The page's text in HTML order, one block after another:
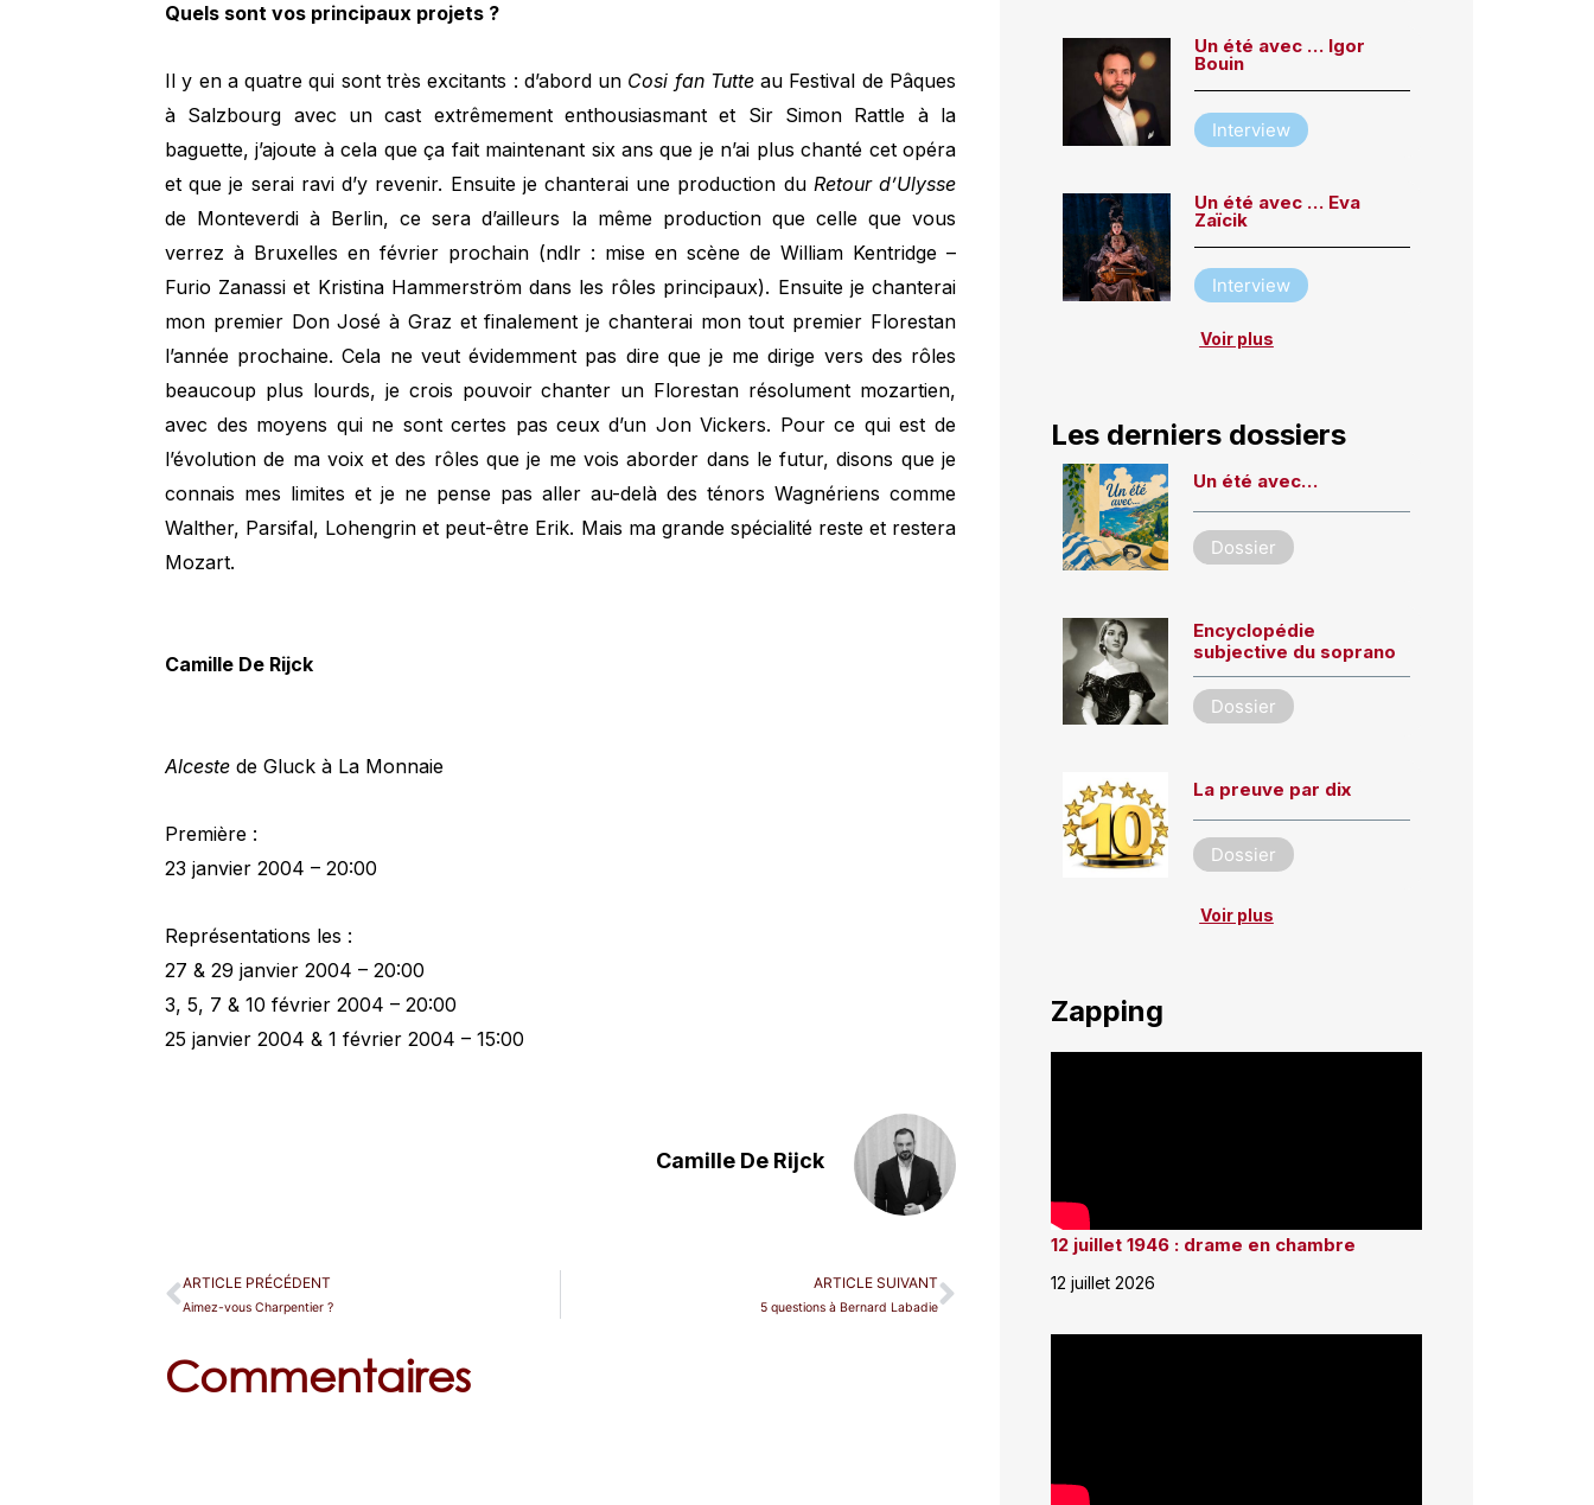
Quels sont vos principaux projets ?
Il y en a quatre qui sont très excitants : d’abord un Cosi fan Tutteau Festival de Pâques
à Salzbourg avec un cast extrêmement enthousiasmant et Sir Simon Rattle à la
baguette, j’ajoute à cela que ça fait maintenant six ans que je n’ai plus chanté cet opéra
et que je serai ravi d’y revenir. Ensuite je chanterai une production du Retour d’Ulysse
de Monteverdi à Berlin, ce sera d’ailleurs la même production que celle que vous
verrez à Bruxelles en février prochain (ndlr : mise en scène de William Kentridge –
Furio Zanassi et Kristina Hammerström dans les rôles principaux). Ensuite je chanterai
mon premier Don José à Graz et finalement je chanterai mon tout premier Florestan
l’année prochaine. Cela ne veut évidemment pas dire que je me dirige vers des rôles
beaucoup plus lourds, je crois pouvoir chanter un Florestan résolument mozartien,
avec des moyens qui ne sont certes pas ceux d’un Jon Vickers. Pour ce qui est de
l’évolution de ma voix et des rôles que je me vois aborder dans le futur, disons que je
connais mes limites et je ne pense pas aller au-delà des ténors Wagnériens comme
Walther, Parsifal, Lohengrin et peut-être Erik. Mais ma grande spécialité reste et restera
Mozart.
Camille De Rijck
Alceste de Gluck à La Monnaie
Première :
23 janvier 2004 – 20:00
Représentations les :
27 & 29 janvier 2004 – 20:00
3, 5, 7 & 10 février 2004 – 20:00
25 janvier 2004 & 1 février 2004 – 15:00
Camille De Rijck
ARTICLE PRÉCÉDENT
Aimez-vous Charpentier ?
ARTICLE SUIVANT
5 questions à Bernard Labadie
Commentaires
Un été avec … Igor
Bouin
Interview
Un été avec … Eva
Zaïcik
Interview
Voir plus
Les derniers dossiers
Un été avec…
Dossier
Encyclopédie
subjective du soprano
Dossier
La preuve par dix
Dossier
Voir plus
Zapping
12 juillet 1946 : drame en chambre
12 juillet 2026